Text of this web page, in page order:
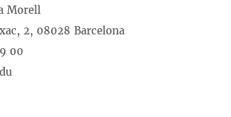
Morell
2, 08028 Barcelona
00